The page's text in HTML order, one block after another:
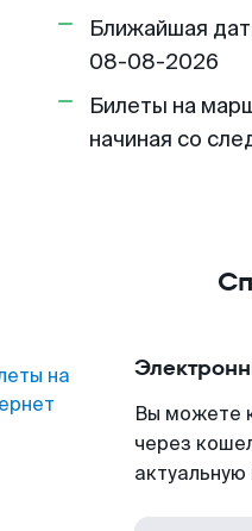
Ближайшая
08-08-2026
Билеты на
начиная со
на
Вы можете
через